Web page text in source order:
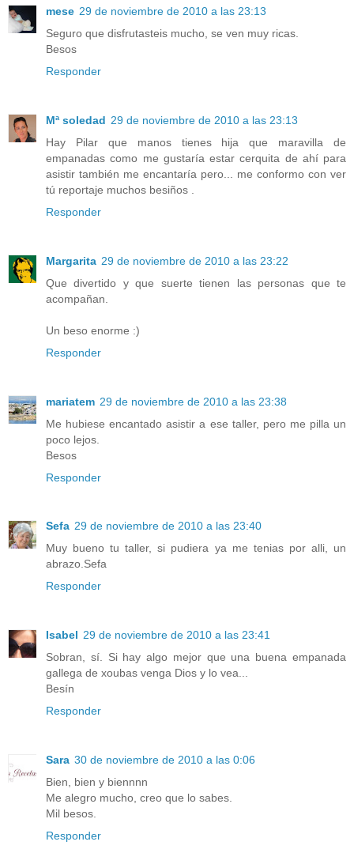
mese 29 de noviembre de 2010 a las 23:13
Seguro que disfrutasteis mucho, se ven muy ricas.
Besos
Responder
Mª soledad 29 de noviembre de 2010 a las 23:13
Hay Pilar que manos tienes hija que maravilla de
empanadas como me gustaría estar cerquita de ahí para
asistir también me encantaría pero... me conformo con ver
tú reportaje muchos besiños .
Responder
Margarita 29 de noviembre de 2010 a las 23:22
Que divertido y que suerte tienen las personas que te
acompañan.
Un beso enorme :)
Responder
mariatem 29 de noviembre de 2010 a las 23:38
Me hubiese encantado asistir a ese taller, pero me pilla un
poco lejos.
Besos
Responder
Sefa 29 de noviembre de 2010 a las 23:40
Muy bueno tu taller, si pudiera ya me tenias por alli, un
abrazo.Sefa
Responder
Isabel 29 de noviembre de 2010 a las 23:41
Sobran, sí. Si hay algo mejor que una buena empanada
gallega de xoubas venga Dios y lo vea...
Besín
Responder
Sara 30 de noviembre de 2010 a las 0:06
Bien, bien y biennnn
Me alegro mucho, creo que lo sabes.
Mil besos.
Responder